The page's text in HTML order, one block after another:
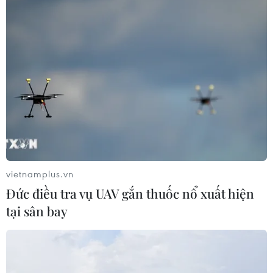
16/07/2026 13:49
bạn bè Đức
16/07/2026 01:41
Sự khác biệt của bánh mỳ ở ba miền
Bắc-Trung-Nam khiến du khách
vietnamplus.vn
Đức điều tra vụ UAV gắn thuốc nổ xuất hiện
tại sân bay